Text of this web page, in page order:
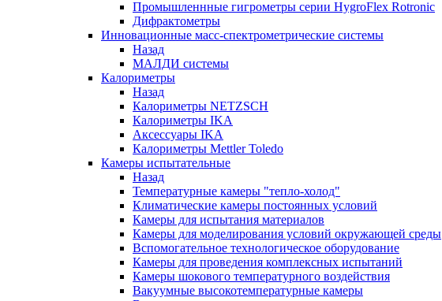
Промышленнные гигрометры серии HygroFlex Rotronic
Дифрактометры
Инновационные масс-спектрометрические системы
Назад
МАЛДИ системы
Калориметры
Назад
Калориметры NETZSCH
Калориметры IKA
Аксессуары IKA
Калориметры Mettler Toledo
Камеры испытательные
Назад
Температурные камеры "тепло-холод"
Климатические камеры постоянных условий
Камеры для испытания материалов
Камеры для моделирования условий окружающей среды
Вспомогательное технологическое оборудование
Камеры для проведения комплексных испытаний
Камеры шокового температурного воздействия
Вакуумные высокотемпературные камеры